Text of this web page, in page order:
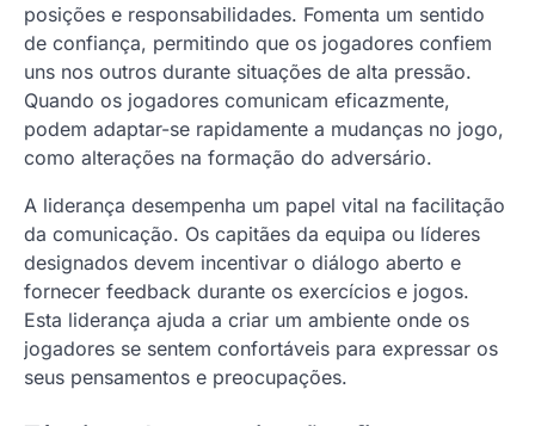
posições e responsabilidades. Fomenta um sentido
de confiança, permitindo que os jogadores confiem
uns nos outros durante situações de alta pressão.
Quando os jogadores comunicam eficazmente,
podem adaptar-se rapidamente a mudanças no jogo,
como alterações na formação do adversário.
A liderança desempenha um papel vital na facilitação
da comunicação. Os capitães da equipa ou líderes
designados devem incentivar o diálogo aberto e
fornecer feedback durante os exercícios e jogos.
Esta liderança ajuda a criar um ambiente onde os
jogadores se sentem confortáveis para expressar os
seus pensamentos e preocupações.